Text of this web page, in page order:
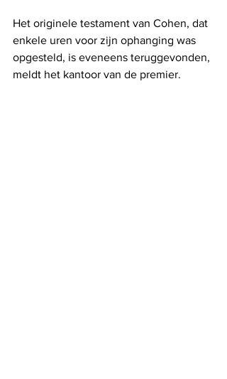
Het originele testament van Cohen, dat
enkele uren voor zijn ophanging was
opgesteld, is eveneens teruggevonden,
meldt het kantoor van de premier.